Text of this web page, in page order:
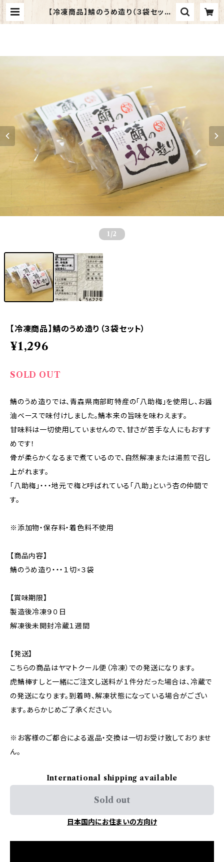
【冷凍商品】鯖のうめ造り（３袋セット）
| 青森八戸 虎鯖本店｜虎鯖棒すし、
1 /2
【冷凍商品】鯖のうめ造り（３袋セット）
¥1,296
SOLD OUT
鯖のうめ造りでは、青森県南部町特産の「八助梅」を使用し、お醤
油ベースで味付けしました。鯖本来の旨味を味わえます。
甘味料は一切使用していませんので、甘さが苦手な人にもおすす
めです！
骨が柔らかくなるまで煮ているので、自然解凍または湯煎で召し
上がれます。
「八助梅」・・・地元で梅と呼ばれている「八助」という杏の仲間で
す。
※添加物・保存料・着色料不使用
【商品内容】
鯖のうめ造り・・・１切×３袋
【賞味期限】
製造後冷凍９０日
解凍後未開封冷蔵１週間
【発送】
こちらの商品はヤマトクール便（冷凍）での発送になります。
虎鯖棒すしと一緒にご注文し送料が１件分だった場合は、冷蔵で
の発送になります。到着時、解凍状態になっている場合がござい
ます。あらかじめご了承ください。
※お客様のご都合による返品・交換は一切お受け致しておりませ
ん。
International shipping available
Sold out
日本国内にお住まいの方向け